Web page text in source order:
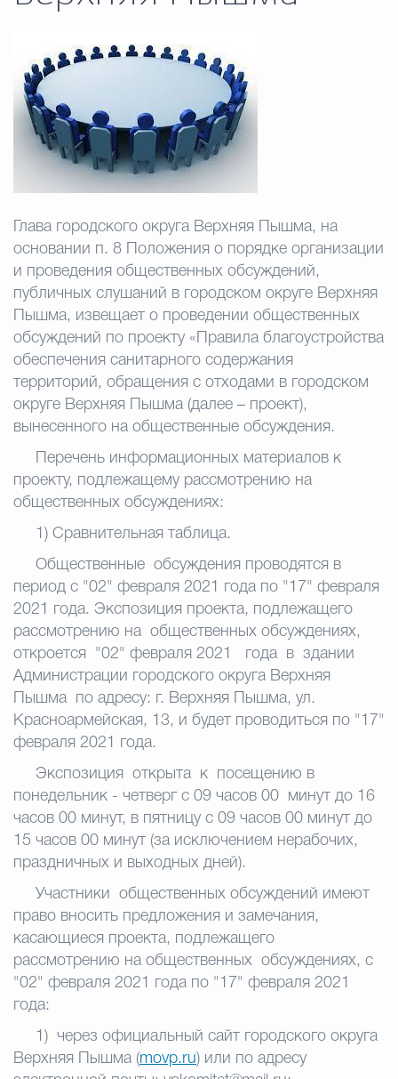
Градостроительство и
Государственные организации
Глава городского округа Верхняя Пышма, на
основании п. 8 Положения о порядке организации
и проведения общественных обсуждений,
публичных слушаний в городском округе Верхняя
Пышма, извещает о проведении общественных
обсуждений по проекту «Правила благоустройства
обеспечения санитарного содержания
территорий, обращения с отходами в городском
округе Верхняя Пышма (далее – проект),
вынесенного на общественные обсуждения.
Перечень информационных материалов к
проекту, подлежащему рассмотрению на
общественных обсуждениях:
1) Сравнительная таблица.
Общественные обсуждения проводятся в
период с "02" февраля 2021 года по "17" февраля
2021 года. Экспозиция проекта, подлежащего
рассмотрению на общественных обсуждениях,
откроется "02" февраля 2021 года в здании
Администрации городского округа Верхняя
Пышма по адресу: г. Верхняя Пышма, ул.
Красноармейская, 13, и будет проводиться по "17"
февраля 2021 года.
Экспозиция открыта к посещению в
понедельник - четверг с 09 часов 00 минут до 16
часов 00 минут, в пятницу с 09 часов 00 минут до
15 часов 00 минут (за исключением нерабочих,
праздничных и выходных дней).
Участники общественных обсуждений имеют
право вносить предложения и замечания,
касающиеся проекта, подлежащего
рассмотрению на общественных обсуждениях, с
"02" февраля 2021 года по "17" февраля 2021
года:
1) через официальный сайт городского округа
Верхняя Пышма (movp.ru) или по адресу